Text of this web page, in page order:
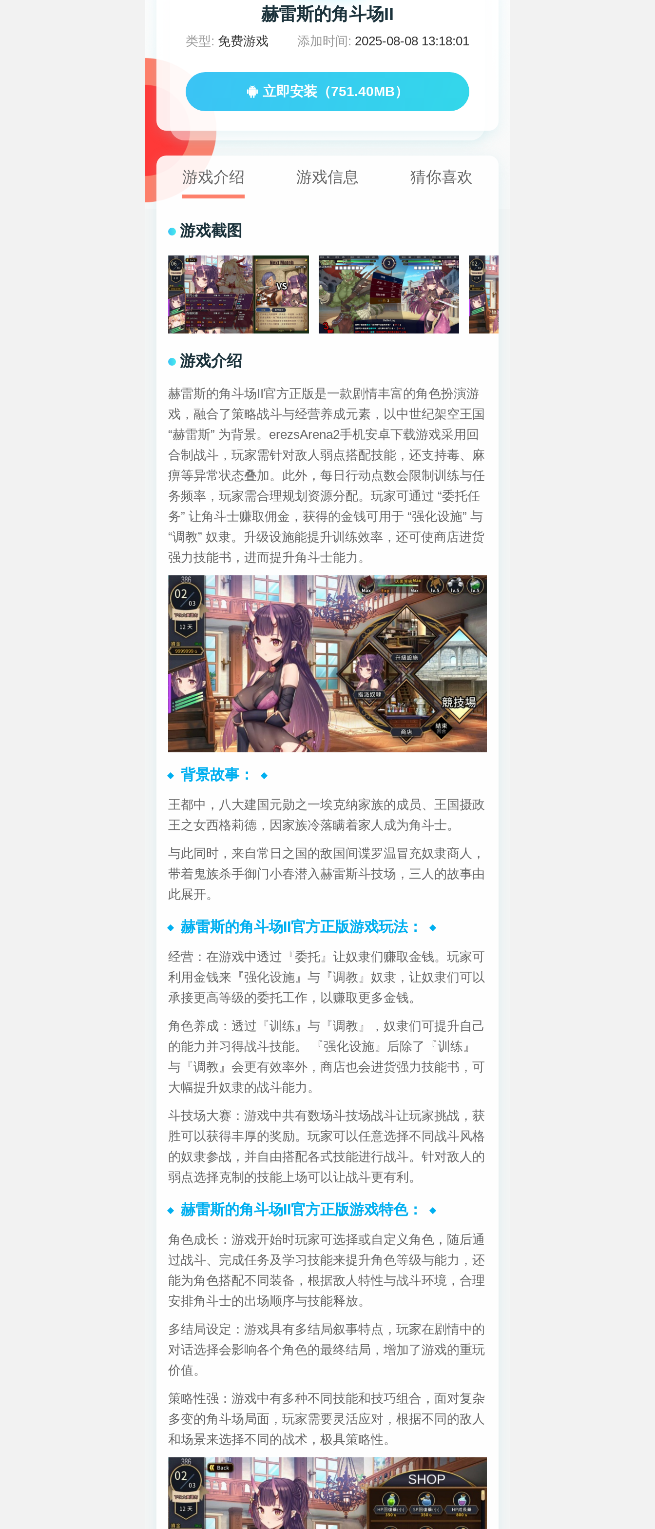
赫雷斯的角斗场II
类型: 免费游戏 添加时间: 2025-08-08 13:18:01
立即安装（751.40MB）
游戏介绍 游戏信息 猜你喜欢
游戏截图
游戏介绍
赫雷斯的角斗场II官方正版是一款剧情丰富的角色扮演游
戏，融合了策略战斗与经营养成元素，以中世纪架空王国
“赫雷斯” 为背景。erezsArena2手机安卓下载游戏采用回
合制战斗，玩家需针对敌人弱点搭配技能，还支持毒、麻
痹等异常状态叠加。此外，每日行动点数会限制训练与任
务频率，玩家需合理规划资源分配。玩家可通过 “委托任
务” 让角斗士赚取佣金，获得的金钱可用于 “强化设施” 与
“调教” 奴隶。升级设施能提升训练效率，还可使商店进货
强力技能书，进而提升角斗士能力。
背景故事：
王都中，八大建国元勋之一埃克纳家族的成员、王国摄政
王之女西格莉德，因家族冷落瞒着家人成为角斗士。
与此同时，来自常日之国的敌国间谍罗温冒充奴隶商人，
带着鬼族杀手御门小春潜入赫雷斯斗技场，三人的故事由
此展开。
赫雷斯的角斗场II官方正版游戏玩法：
经营：在游戏中透过『委托』让奴隶们赚取金钱。玩家可
利用金钱来『强化设施』与『调教』奴隶，让奴隶们可以
承接更高等级的委托工作，以赚取更多金钱。
角色养成：透过『训练』与『调教』，奴隶们可提升自己
的能力并习得战斗技能。 『强化设施』后除了『训练』
与『调教』会更有效率外，商店也会进货强力技能书，可
大幅提升奴隶的战斗能力。
斗技场大赛：游戏中共有数场斗技场战斗让玩家挑战，获
胜可以获得丰厚的奖励。玩家可以任意选择不同战斗风格
的奴隶参战，并自由搭配各式技能进行战斗。针对敌人的
弱点选择克制的技能上场可以让战斗更有利。
赫雷斯的角斗场II官方正版游戏特色：
角色成长：游戏开始时玩家可选择或自定义角色，随后通
过战斗、完成任务及学习技能来提升角色等级与能力，还
能为角色搭配不同装备，根据敌人特性与战斗环境，合理
安排角斗士的出场顺序与技能释放。
多结局设定：游戏具有多结局叙事特点，玩家在剧情中的
对话选择会影响各个角色的最终结局，增加了游戏的重玩
价值。
策略性强：游戏中有多种不同技能和技巧组合，面对复杂
多变的角斗场局面，玩家需要灵活应对，根据不同的敌人
和场景来选择不同的战术，极具策略性。